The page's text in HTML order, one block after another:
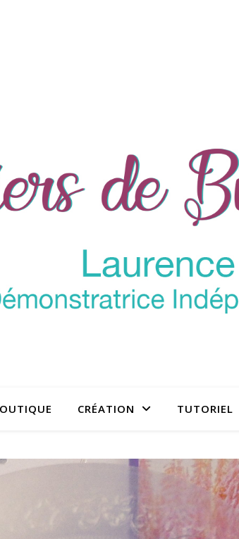
CRÉATION TUTORIEL